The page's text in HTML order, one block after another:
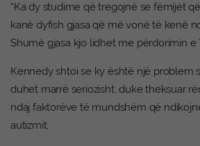
“Ka dy studime që tregojnë se fëmijët
kanë dyfish gjasa që më vonë të kenë
Shumë gjasa kjo lidhet me përdorimin e
Kennedy shtoi se ky është një problem
duhet marrë seriozisht, duke theksuar
ndaj faktorëve të mundshëm që
autizmit.